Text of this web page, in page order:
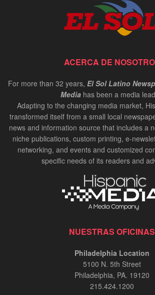
ACERCA DE
For more than 32 years, El Sol Latino
Media has been a media
Adapting to the changing media market,
transformed itself from a small local
news and information source that includes a
niche publications, custom printing, e-
networking, and events and customized
specific needs of its readers and
NUESTRAS OFICINAS
Philadelphia Location
5100 N. 5th Street
Philadelphia, PA. 19120
215.424.1200